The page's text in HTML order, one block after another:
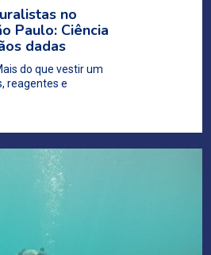
no
Paulo: Ciência
dadas
do que vestir um
reagentes e